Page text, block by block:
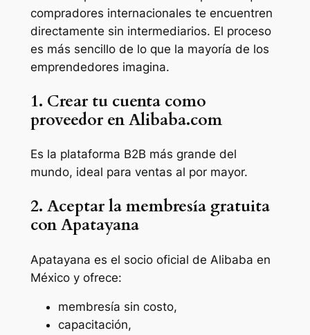
compradores internacionales te encuentren
directamente sin intermediarios. El proceso
es más sencillo de lo que la mayoría de los
emprendedores imagina.
1. Crear tu cuenta como
proveedor en Alibaba.com
Es la plataforma B2B más grande del
mundo, ideal para ventas al por mayor.
2. Aceptar la membresía gratuita
con Apatayana
Apatayana es el socio oficial de Alibaba en
México y ofrece:
membresía sin costo,
capacitación,